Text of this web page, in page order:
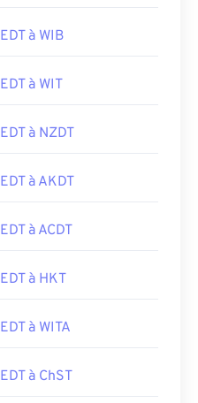
EDT à WIB
EDT à WIT
EDT à NZDT
EDT à AKDT
EDT à ACDT
EDT à HKT
EDT à WITA
EDT à ChST